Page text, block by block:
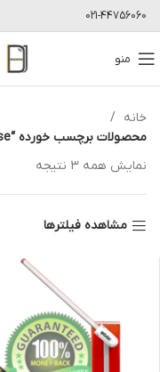
021-44756060
منو
خانه
محصولات برچسب خورده “FAAC Automatic Barrier Purchase”
نمایش همه 3 نتیجه
مشاهده فیلترها